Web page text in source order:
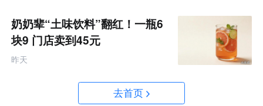
奶奶辈“土味饮料”翻红！一瓶6
块9 门店卖到45元
昨天
去首页